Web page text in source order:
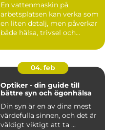
En vattenmaskin på
arbetsplatsen kan verka som
en liten detalj, men påverkar
både hälsa, trivsel och...
04. feb
Optiker - din guide till
bättre syn och ögonhälsa
Din syn är en av dina mest
värdefulla sinnen, och det är
väldigt viktigt att ta ...